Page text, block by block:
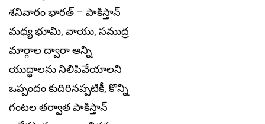
శనివారం భారత్ – పాకిస్తాన్
మధ్య భూమి, వాయు, సముద్ర
మార్గాల ద్వారా అన్ని
యుద్ధాలను నిలిపివేయాలని
ఒప్పందం కుదిరినప్పటికీ, కొన్ని
గంటల తర్వాత పాకిస్తాన్